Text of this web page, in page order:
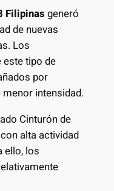
Filipinas generó
de nuevas
Los
tipo de
por
intensidad.
Cinturón de
alta actividad
ello, los